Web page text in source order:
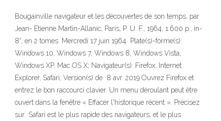
Bougainville navigateur et les découvertes de son temps, par
Jean- Etienne Martin-Allanic, Paris, P. U. F., 1964, 1.600 p., in-
8°, en 2 tomes. Mercredi 17 juin 1964 Plate(s)-forme(s):
Windows 10, Windows 7, Windows 8, Windows Vista,
Windows XP, Mac OS X; Navigateur(s): Firefox, Internet
Explorer, Safari; Version(s) de 8 avr. 2019 Ouvrez Firefox et
entrez le bon raccourci clavier. Un menu déroulant peut être
ouvert dans la fenêtre « Effacer l'historique récent ». Précisez
sur Safari est le plus rapide des navigateurs, et le plus